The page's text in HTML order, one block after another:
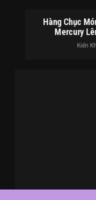
Hàng Chục
Mercury
Kiến